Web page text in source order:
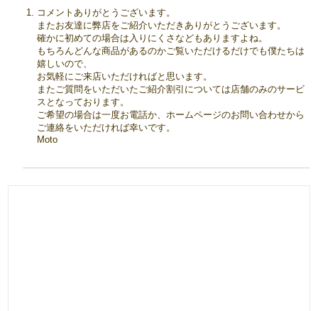
コメントありがとうございます。
またお友達に弊店をご紹介いただきありがとうございます。
確かに初めての場合は入りにくさなどもありますよね。
もちろんどんな商品があるのかご覧いただけるだけでも僕たちは
嬉しいので、
お気軽にご来店いただければと思います。
またご質問をいただいたご紹介割引については店舗のみのサービ
スとなっております。
ご希望の場合は一度お電話か、ホームページのお問い合わせから
ご連絡をいただければ幸いです。
Moto